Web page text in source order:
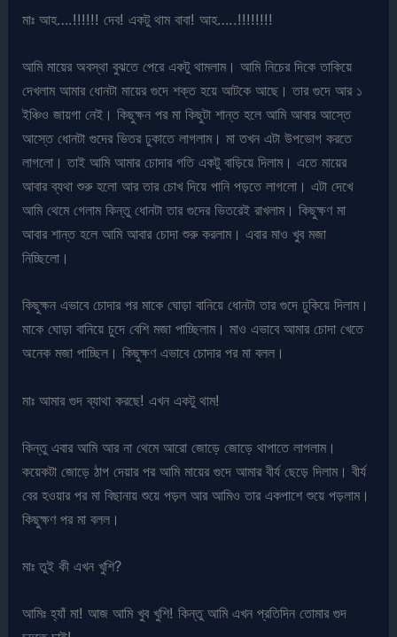
মাঃ আহ….!!!!!! দেব! একটু থাম বাবা! আহ…..!!!!!!!!
আমি মায়ের অবস্থা বুঝতে পেরে একটু থামলাম। আমি নিচের দিকে তাকিয়ে
দেখলাম আমার ধোনটা মায়ের গুদে শক্ত হয়ে আটকে আছে। তার গুদে আর ১
ইঞ্চিও জায়গা নেই। কিছুক্ষন পর মা কিছুটা শান্ত হলে আমি আবার আস্তে
আস্তে ধোনটা গুদের ভিতর ঢুকাতে লাগলাম। মা তখন এটা উপভোগ করতে
লাগলো। তাই আমি আমার চোদার গতি একটু বাড়িয়ে দিলাম। এতে মায়ের
আবার ব্যথা শুরু হলো আর তার চোখ দিয়ে পানি পড়তে লাগলো। এটা দেখে
আমি থেমে গেলাম কিন্তু ধোনটা তার গুদের ভিতরেই রাখলাম। কিছুক্ষণ মা
আবার শান্ত হলে আমি আবার চোদা শুরু করলাম। এবার মাও খুব মজা
নিচ্ছিলো।
কিছুক্ষন এভাবে চোদার পর মাকে ঘোড়া বানিয়ে ধোনটা তার গুদে ঢুকিয়ে দিলাম।
মাকে ঘোড়া বানিয়ে চুদে বেশি মজা পাচ্ছিলাম। মাও এভাবে আমার চোদা খেতে
অনেক মজা পাচ্ছিল। কিছুক্ষণ এভাবে চোদার পর মা বলল।
মাঃ আমার গুদ ব্যাথা করছে! এখন একটু থাম!
কিন্তু এবার আমি আর না থেমে আরো জোড়ে জোড়ে থাপাতে লাগলাম।
কয়েকটা জোড়ে ঠাপ দেয়ার পর আমি মায়ের গুদে আমার বীর্য ছেড়ে দিলাম। বীর্য
বের হওয়ার পর মা বিছানায় শুয়ে পড়ল আর আমিও তার একপাশে শুয়ে পড়লাম।
কিছুক্ষণ পর মা বলল।
মাঃ তুই কী এখন খুশি?
আমিঃ হ্যাঁ মা! আজ আমি খুব খুশি! কিন্তু আমি এখন প্রতিদিন তোমার গুদ